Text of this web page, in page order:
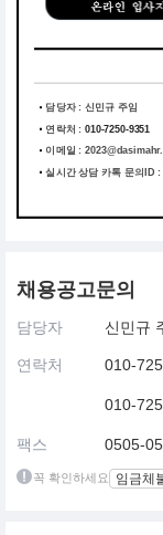
담당자 : 신민규 주임
연락처 :010-7250-9351
이메일 :
실시간 상담 카톡 문의ID
채용공고문의
담당자 신민규
연락처 010-
010-
팩스 0505-
꼭 확인하세요 임금체